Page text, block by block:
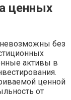
ценных
без
активы в
ценной
от